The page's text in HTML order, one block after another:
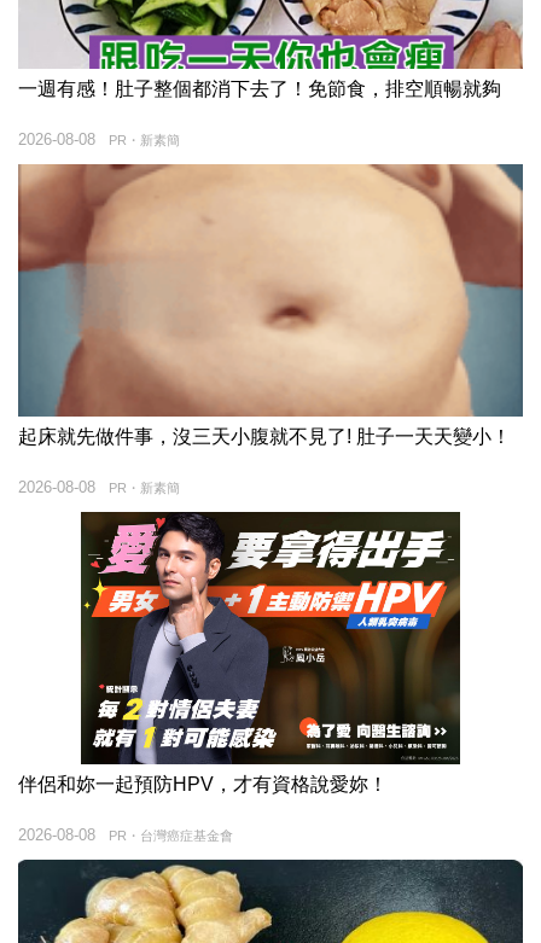
一週有感！肚子整個都消下去了！免節食，排空順暢就夠
PR・新素簡
2026-08-08
起床就先做件事，沒三天小腹就不見了! 肚子一天天變小！
PR・新素簡
2026-08-08
伴侶和妳一起預防HPV，才有資格說愛妳！
PR・台灣癌症基金會
2026-08-08